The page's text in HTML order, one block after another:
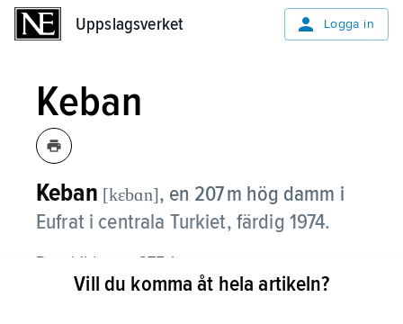
Uppslagsverket Logga in
Keban
Keban [kɛbɑn], en 207 m hög damm i
Eufrat i centrala Turkiet, färdig 1974.
Den bildar en 675 km
Vill du komma åt hela artikeln?